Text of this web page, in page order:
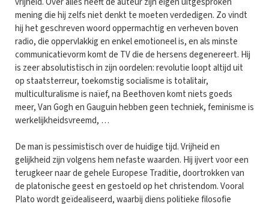
mening die hij zelfs niet denkt te moeten verdedigen. Zo vindt
hij het geschreven woord oppermachtig en verheven boven
radio, die oppervlakkig en enkel emotioneel is, en als minste
communicatievorm komt de TV die de hersens degenereert. Hij
is zeer absolutistisch in zijn oordelen: revolutie loopt altijd uit
op staatsterreur, toekomstig socialisme is totalitair,
multiculturalisme is naïef, na Beethoven komt niets goeds
meer, Van Gogh en Gauguin hebben geen techniek, feminisme is
werkelijkheidsvreemd, …
De man is pessimistisch over de huidige tijd. Vrijheid en
gelijkheid zijn volgens hem nefaste waarden. Hij ijvert voor een
terugkeer naar de gehele Europese Traditie, doortrokken van
de platonische geest en gestoeld op het christendom. Vooral
Plato wordt geïdealiseerd, waarbij diens politieke filosofie